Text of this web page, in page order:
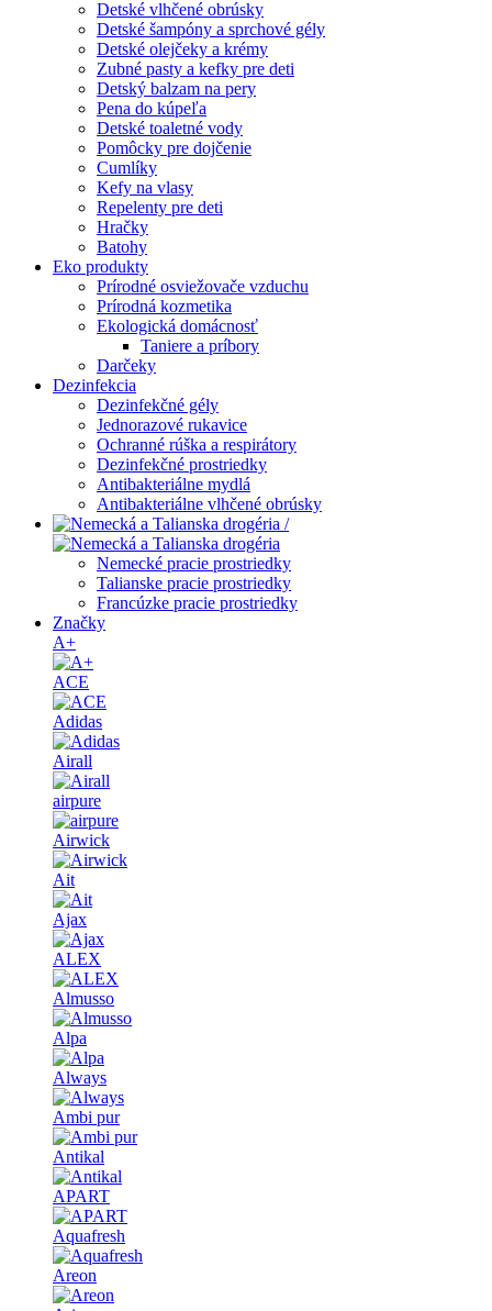
Detské vlhčené obrúsky
Detské šampóny a sprchové gély
Detské olejčeky a krémy
Zubné pasty a kefky pre deti
Detský balzam na pery
Pena do kúpeľa
Detské toaletné vody
Pomôcky pre dojčenie
Cumlíky
Kefy na vlasy
Repelenty pre deti
Hračky
Batohy
Eko produkty
Prírodné osviežovače vzduchu
Prírodná kozmetika
Ekologická domácnosť
Taniere a príbory
Darčeky
Dezinfekcia
Dezinfekčné gély
Jednorazové rukavice
Ochranné rúška a respirátory
Dezinfekčné prostriedky
Antibakteriálne mydlá
Antibakteriálne vlhčené obrúsky
/
Nemecké pracie prostriedky
Talianske pracie prostriedky
Francúzke pracie prostriedky
Značky
A+
ACE
Adidas
Airall
airpure
Airwick
Ait
Ajax
ALEX
Almusso
Alpa
Always
Ambi pur
Antikal
APART
Aquafresh
Areon